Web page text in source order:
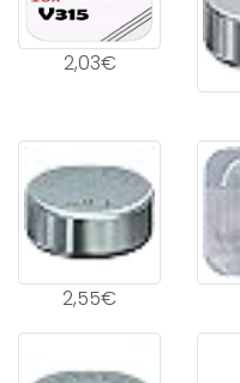
2,03€
2,55€